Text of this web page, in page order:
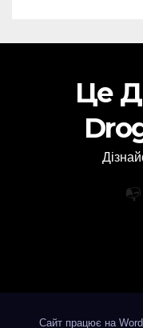
Це
📭
Сайт працює на